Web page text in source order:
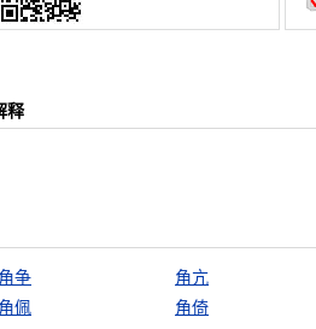
释
角争
角亢
角佩 角倚